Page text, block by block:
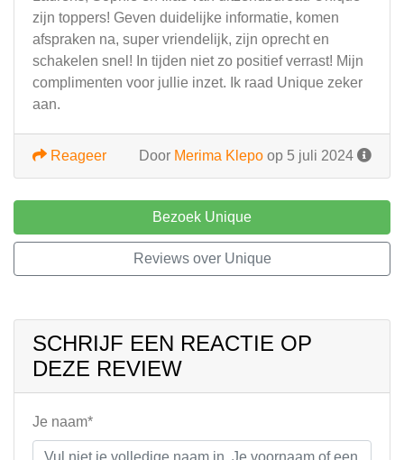
zijn toppers! Geven duidelijke informatie, komen
afspraken na, super vriendelijk, zijn oprecht en
schakelen snel! In tijden niet zo positief verrast! Mijn
complimenten voor jullie inzet. Ik raad Unique zeker
aan.
Door Merima Klepo op 5 juli 2024
Reageer
Bezoek Unique
Reviews over Unique
SCHRIJF EEN REACTIE OP
DEZE REVIEW
Je naam*